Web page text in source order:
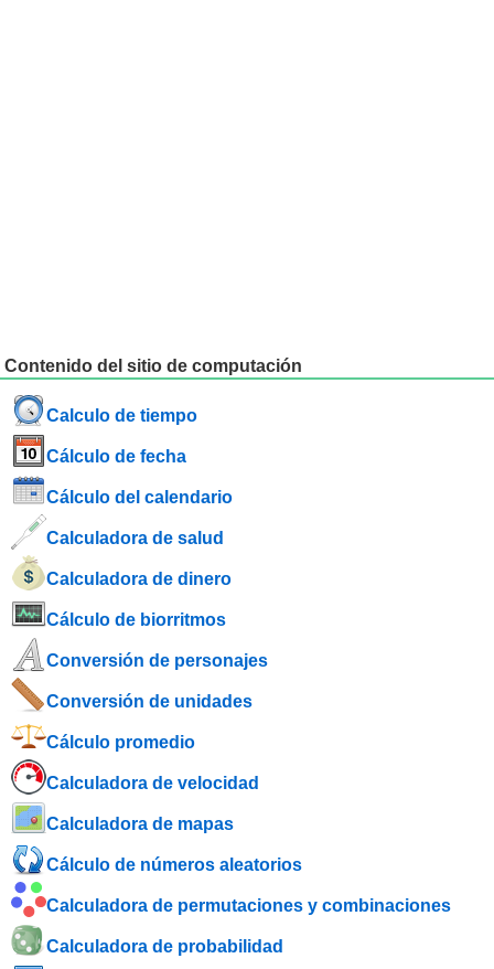
Contenido del sitio de computación
Calculo de tiempo
Cálculo de fecha
Cálculo del calendario
Calculadora de salud
Calculadora de dinero
Cálculo de biorritmos
Conversión de personajes
Conversión de unidades
Cálculo promedio
Calculadora de velocidad
Calculadora de mapas
Cálculo de números aleatorios
Calculadora de permutaciones y combinaciones
Calculadora de probabilidad